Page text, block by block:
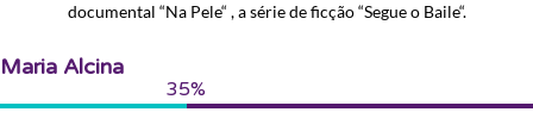
documental “Na Pele“ , a série de ficção “Segue o Baile“.
Maria Alcina
35%